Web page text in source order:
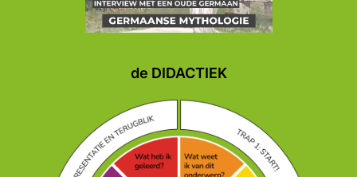
de DIDACTIEK